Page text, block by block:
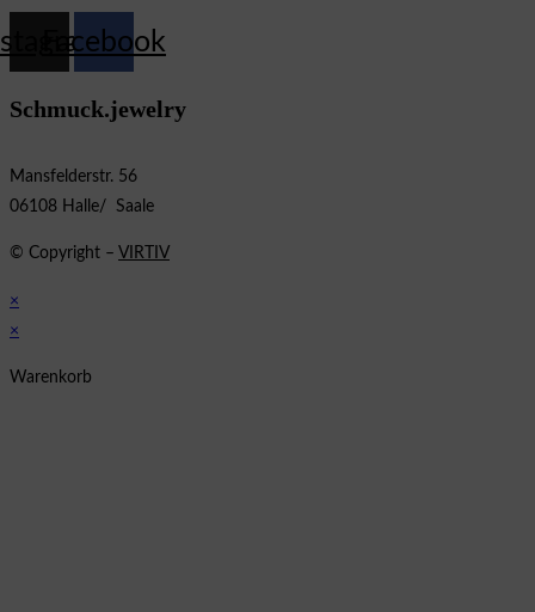
Facebook
Schmuck.jewelry
Mansfelderstr. 56
06108 Halle/ Saale
© Copyright – VIRTIV
×
×
Warenkorb